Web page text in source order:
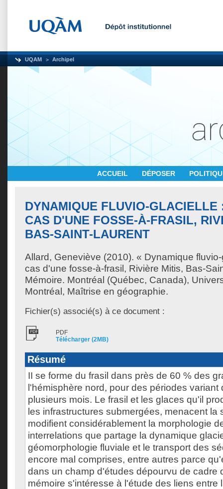
UQAM Archipel
ACCUEIL DÉPOSER
DYNAMIQUE FLUVIO-GLACIELLE
CAS D'UNE FOSSE-À-FRASIL,
BAS-SAINT-LAURENT
Allard, Geneviève (2010). « Dynamique
cas d'une fosse-à-frasil, Rivière Mitis, Bas-
Mémoire. Montréal (Québec, Canada),
Montréal, Maîtrise en géographie.
Fichier(s) associé(s) à ce document :
PDF
Télécharger (2MB)
Résumé
II se forme du frasil dans près de 60 % des
l'hémisphère nord, pour des périodes
plusieurs mois. Le frasil et les glaces qu'il
les infrastructures submergées, menacent la
modifient considérablement la morphologie
interrelations que partage la dynamique
géomorphologie fluviale et le transport des
encore mal comprises, entre autres parce
dans un champ d'études dépourvu de cadre
mémoire s'intéresse à l'étude des liens entre